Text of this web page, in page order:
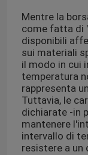
Mentre la
come fatta di
disponibili
sui materiali
il modo in cui
temperatura
rappresenta
Tuttavia, le
dichiarate -in
mantenere
intervallo di
resistere a un